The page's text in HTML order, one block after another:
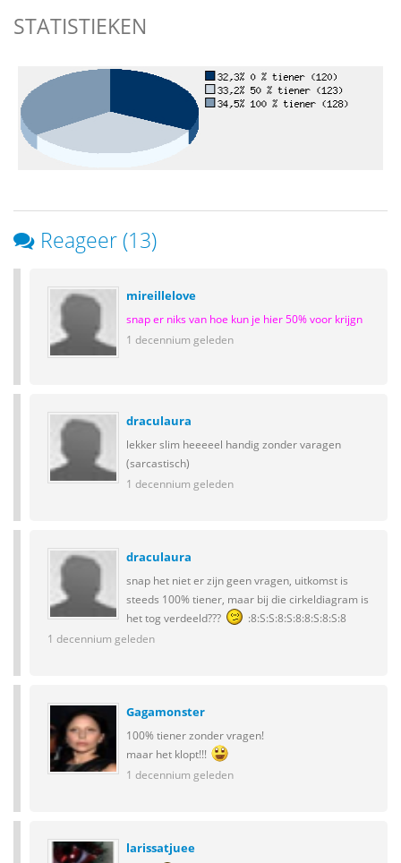
STATISTIEKEN
Reageer (13)
mireillelove
snap er niks van hoe kun je hier 50% voor krijgn
1 decennium geleden
draculaura
lekker slim heeeeel handig zonder varagen
(sarcastisch)
1 decennium geleden
draculaura
snap het niet er zijn geen vragen, uitkomst is
steeds 100% tiener, maar bij die cirkeldiagram is
het tog verdeeld???
:8:S:S:8:S:8:8:S:8:S:8
1 decennium geleden
Gagamonster
100% tiener zonder vragen!
maar het klopt!!!
1 decennium geleden
larissatjuee